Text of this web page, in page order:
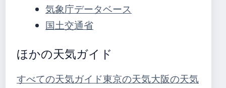
気象庁データベース
国土交通省
ほかの天気ガイド
すべての天気ガイド東京の天気大阪の天気